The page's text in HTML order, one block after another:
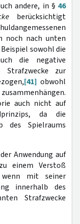
andere, in § 46
berücksichtigt
noch nach unten
sowohl die
die negative
Strafzwecke zur
[41] obwohl
auch nicht auf
da die
des Spielraums
Anwendung auf
einem Verstoß
wenn mit seiner
innerhalb des
Strafzwecke